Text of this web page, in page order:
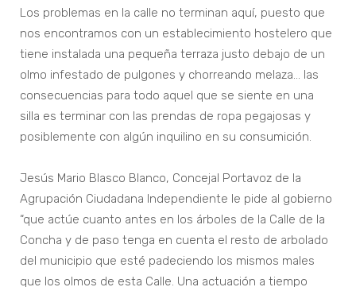
Los problemas en la calle no terminan aquí, puesto que
nos encontramos con un establecimiento hostelero que
tiene instalada una pequeña terraza justo debajo de un
olmo infestado de pulgones y chorreando melaza… las
consecuencias para todo aquel que se siente en una
silla es terminar con las prendas de ropa pegajosas y
posiblemente con algún inquilino en su consumición.
Jesús Mario Blasco Blanco, Concejal Portavoz de la
Agrupación Ciudadana Independiente le pide al gobierno
“que actúe cuanto antes en los árboles de la Calle de la
Concha y de paso tenga en cuenta el resto de arbolado
del municipio que esté padeciendo los mismos males
que los olmos de esta Calle. Una actuación a tiempo